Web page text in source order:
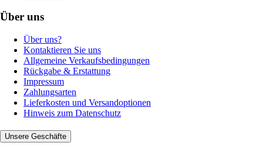
Über uns
Über uns?
Kontaktieren Sie uns
Allgemeine Verkaufsbedingungen
Rückgabe & Erstattung
Impressum
Zahlungsarten
Lieferkosten und Versandoptionen
Hinweis zum Datenschutz
Unsere Geschäfte